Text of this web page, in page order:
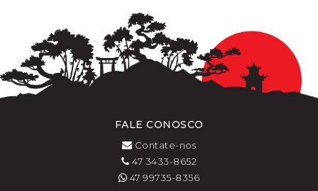
FALE CONOSCO
Contate-nos
47 3433-8652
47 99735-8356